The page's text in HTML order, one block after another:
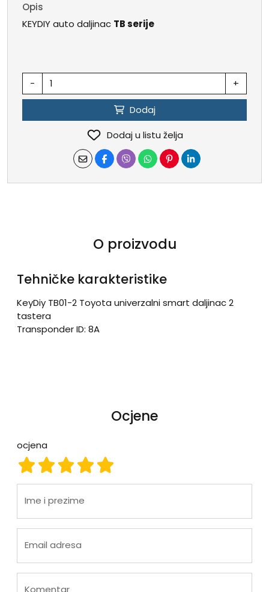
Opis
KEYDIY auto daljinac TB serije
- +
Dodaj
Dodaj u listu želja
O proizvodu
Tehničke karakteristike
KeyDiy TB01-2 Toyota univerzalni smart daljinac 2
tastera
Transponder ID: 8A
Ocjene
ocjena
ocjena 5
ocjena 4
ocjena 3
ocjena 2
ocjena 1
Ime i prezime
Email adresa